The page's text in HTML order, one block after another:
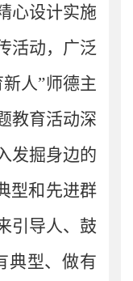
心设计实施
活动，广泛
人”师德主
教育活动深
发掘身边的
型和先进群
引导人、鼓
典型、做有